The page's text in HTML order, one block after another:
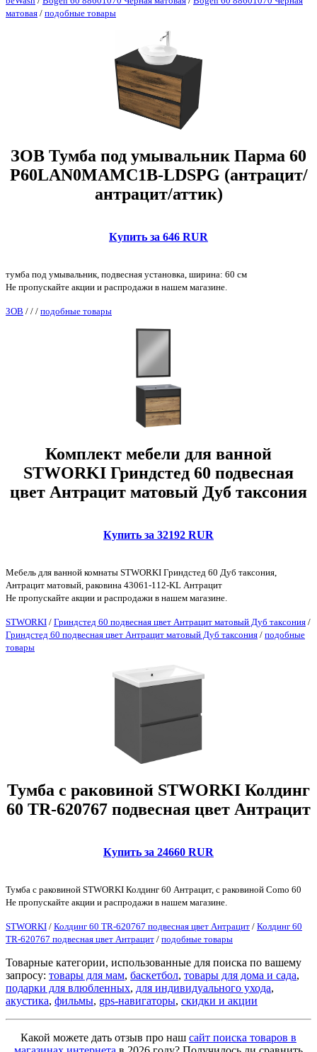
матовая / подобные товары
ЗОВ Тумба под умывальник Парма 60
P60LAN0MAMC1B-LDSPG (антрацит/
антрацит/аттик)
Купить за 646 RUR
тумба под умывальник, подвесная установка, ширина: 60 см
Не пропускайте акции и распродажи в нашем магазине.
ЗОВ / / / подобные товары
Комплект мебели для ванной
STWORKI Гриндстед 60 подвесная
цвет Антрацит матовый Дуб таксония
Купить за 32192 RUR
Мебель для ванной комнаты STWORKI Гриндстед 60 Дуб таксония,
Антрацит матовый, раковина 43061-112-KL Антрацит
Не пропускайте акции и распродажи в нашем магазине.
STWORKI / Гриндстед 60 подвесная цвет Антрацит матовый Дуб таксония /
Гриндстед 60 подвесная цвет Антрацит матовый Дуб таксония / подобные
товары
Тумба с раковиной STWORKI Колдинг
60 TR-620767 подвесная цвет Антрацит
Купить за 24660 RUR
Тумба с раковиной STWORKI Колдинг 60 Антрацит, с раковиной Como 60
Не пропускайте акции и распродажи в нашем магазине.
STWORKI / Колдинг 60 TR-620767 подвесная цвет Антрацит / Колдинг 60
TR-620767 подвесная цвет Антрацит / подобные товары
Товарные категории, использованные для поиска по вашему
запросу: товары для мам, баскетбол, товары для дома и сада,
подарки для влюбленных, для индивидуального ухода,
акустика, фильмы, gps-навигаторы, скидки и акции
Какой можете дать отзыв про наш сайт поиска товаров в